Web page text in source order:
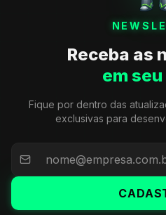
Receba as
em
Fique por dentro das
exclusivas para